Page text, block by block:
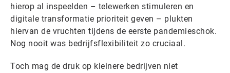
hierop al inspeelden – telewerken stimuleren en
digitale transformatie prioriteit geven – plukten
hiervan de vruchten tijdens de eerste pandemieschok.
Nog nooit was bedrijfsflexibiliteit zo cruciaal.
Toch mag de druk op kleinere bedrijven niet